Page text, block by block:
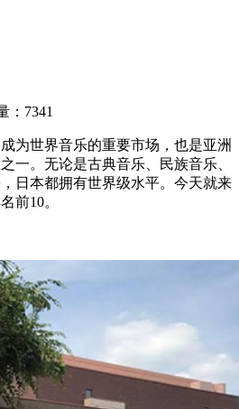
：7341
为世界音乐的重要市场，也是亚洲
一。无论是古典音乐、民族音乐、
日本都拥有世界级水平。今天就来
前10。